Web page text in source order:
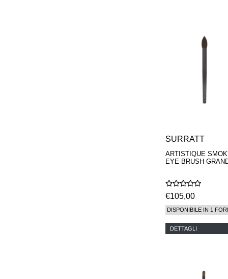
SURRATT
ARTISTIQUE
EYE BRUSH
€105,00
DISPONIBILE IN 1
DETTAGLI